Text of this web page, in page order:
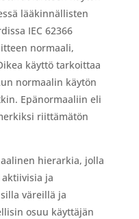
lääkinnällisten
IEC 62366
normaali,
käyttö tarkoittaa
normaalin käytön
Epänormaaliin eli
riittämätön
hierarkia, jolla
ja
väreillä ja
osuu käyttäjän